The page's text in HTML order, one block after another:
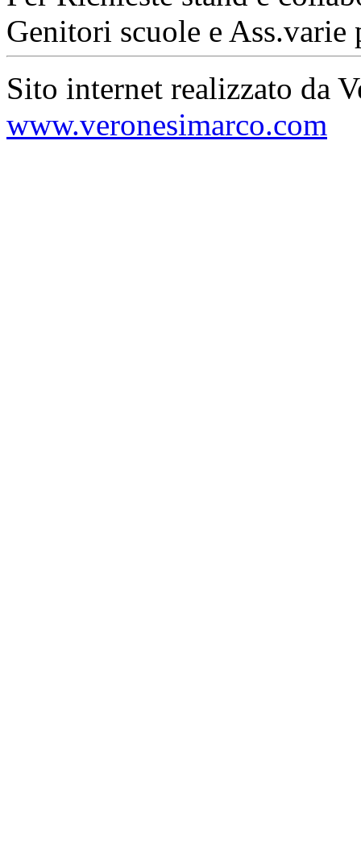
Genitori scuole e Ass.varie
Sito internet realizzato da
www.veronesimarco.com